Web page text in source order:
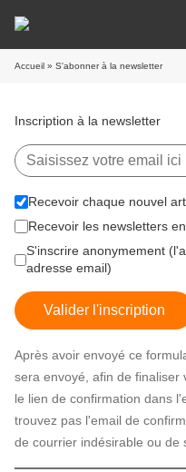
Accueil » S'abonner à la newsletter
Inscription à la newsletter
Recevoir chaque nouvel
Recevoir les newsletters
S'inscrire anonymement
adresse email)
Valider l'inscription
Après avoir envoyé ce
sera envoyé, afin de finaliser
le lien de confirmation dans
trouvez pas l'email de
de courrier indésirable ou de